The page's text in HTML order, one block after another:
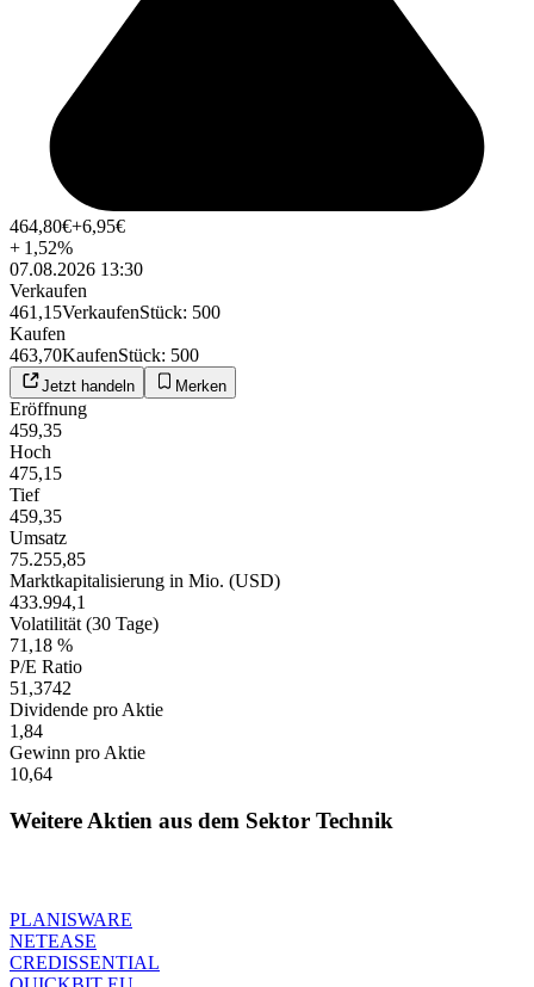
464,80€+6,95€
+ 1,52%
07.08.2026 13:30
Verkaufen
461,15VerkaufenStück: 500
Kaufen
463,70KaufenStück: 500
Jetzt handeln Merken
Eröffnung
459,35
Hoch
475,15
Tief
459,35
Umsatz
75.255,85
Marktkapitalisierung in Mio. (USD)
433.994,1
Volatilität (30 Tage)
71,18 %
P/E Ratio
51,3742
Dividende pro Aktie
1,84
Gewinn pro Aktie
10,64
Weitere Aktien aus dem Sektor Technik
PLANISWARE
NETEASE
CREDISSENTIAL